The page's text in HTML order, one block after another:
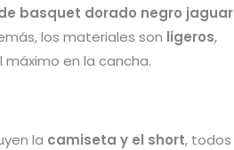
basquet dorado negro jaguar
los materiales son ligeros,
máximo en la cancha.
la camiseta y el short, todos